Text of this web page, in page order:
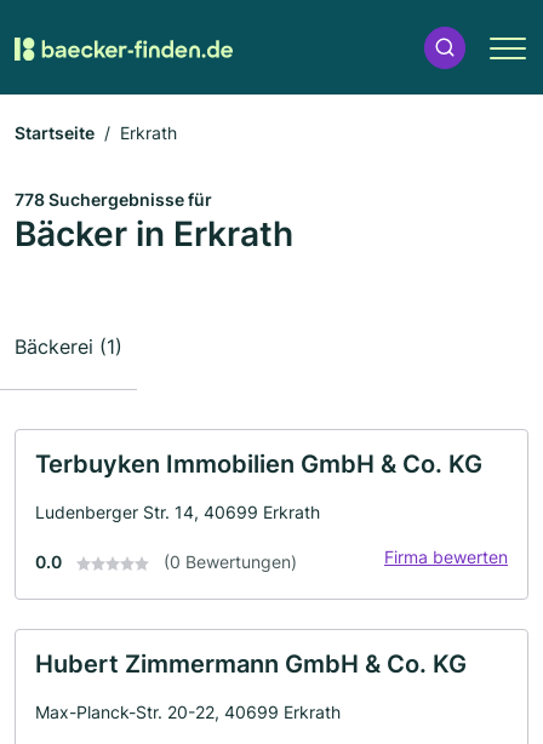
Startseite Erkrath
778 Suchergebnisse für
Bäcker in Erkrath
Bäckerei (1)
Terbuyken Immobilien GmbH & Co. KG
Ludenberger Str. 14, 40699 Erkrath
0.0 (0 Bewertungen) Firma bewerten
Hubert Zimmermann GmbH & Co. KG
Max-Planck-Str. 20-22, 40699 Erkrath